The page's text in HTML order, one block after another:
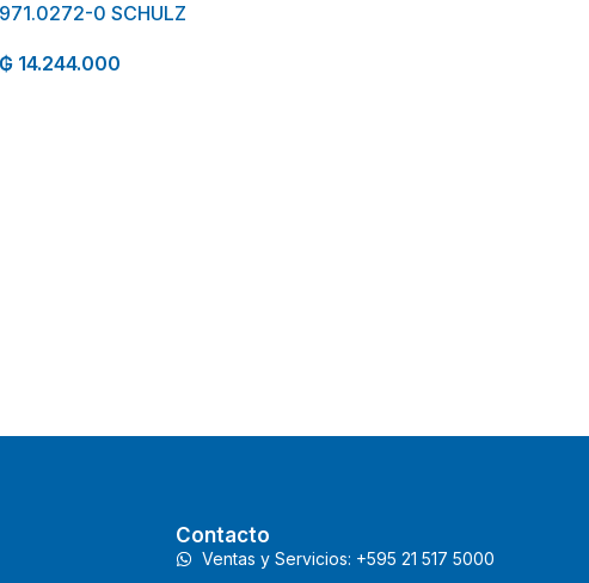
971.0272-0 SCHULZ
₲ 14.244.000
Contacto
Ventas y Servicios: +595 21 517 5000